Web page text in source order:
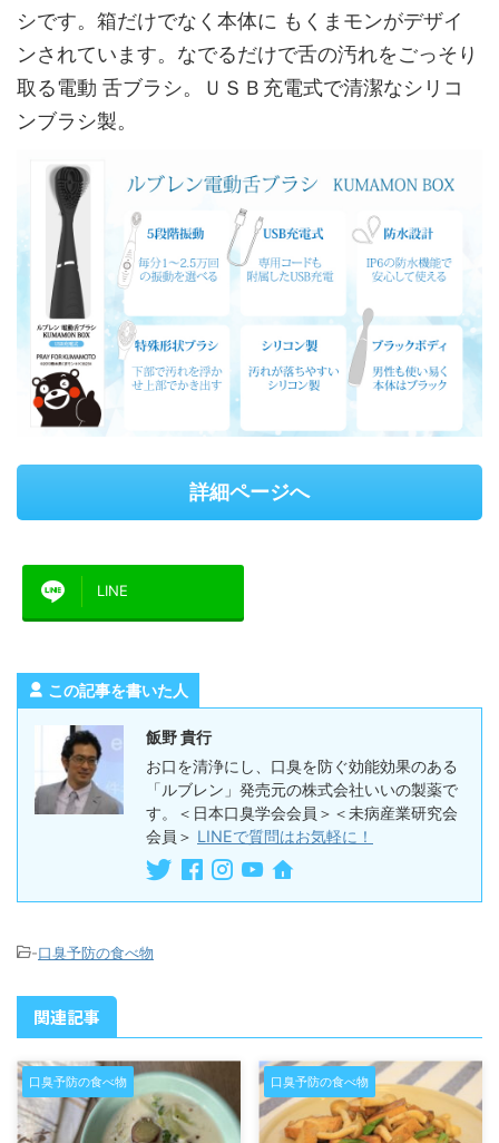
シです。箱だけでなく本体に もくまモンがデザイ
ンされています。なでるだけで舌の汚れをごっそり
取る電動 舌ブラシ。ＵＳＢ充電式で清潔なシリコ
ンブラシ製。
詳細ページへ
LINE
この記事を書いた人
飯野 貴行
お口を清浄にし、口臭を防ぐ効能効果のある
「ルブレン」発売元の株式会社いいの製薬で
す。＜日本口臭学会会員＞＜未病産業研究会
会員＞ LINEで質問はお気軽に！
-口臭予防の食べ物
関連記事
口臭予防の食べ物 口臭予防の食べ物